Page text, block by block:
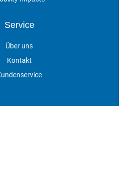
Service
Über uns
Kontakt